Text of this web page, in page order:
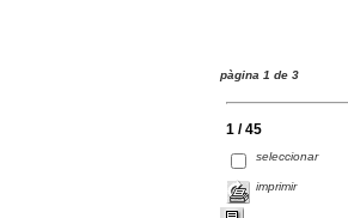
pàgina 1 de 3
1 / 45
seleccionar
imprimir